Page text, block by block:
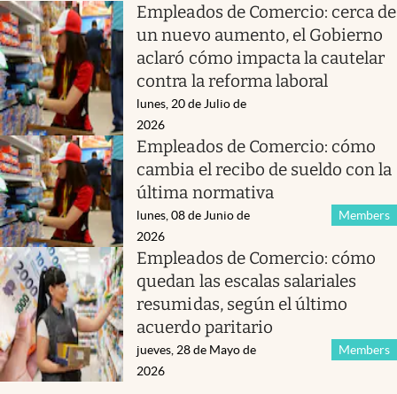
Empleados de Comercio: cerca de
un nuevo aumento, el Gobierno
aclaró cómo impacta la cautelar
contra la reforma laboral
lunes, 20 de Julio de
2026
Empleados de Comercio: cómo
cambia el recibo de sueldo con la
última normativa
Members
lunes, 08 de Junio de
2026
Empleados de Comercio: cómo
quedan las escalas salariales
resumidas, según el último
acuerdo paritario
Members
jueves, 28 de Mayo de
2026